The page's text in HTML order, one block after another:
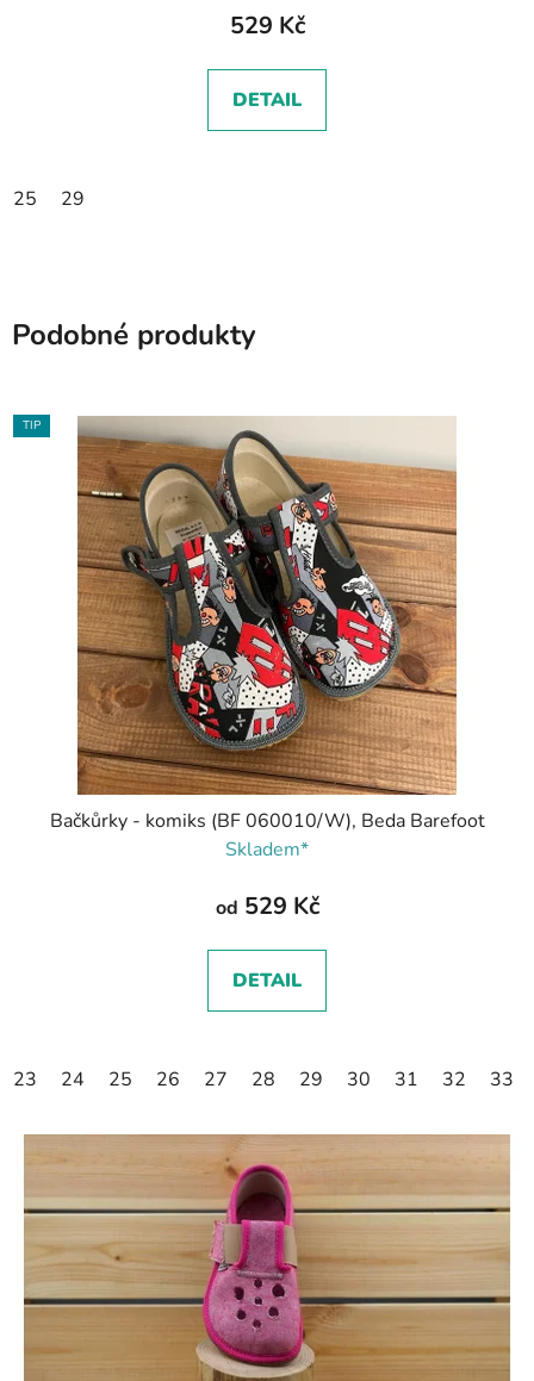
529 Kč
DETAIL
25 29
Podobné produkty
TIP
Bačkůrky - komiks (BF 060010/W), Beda Barefoot
Skladem*
od 529 Kč
DETAIL
23 24 25 26 27 28 29 30 31 32 33